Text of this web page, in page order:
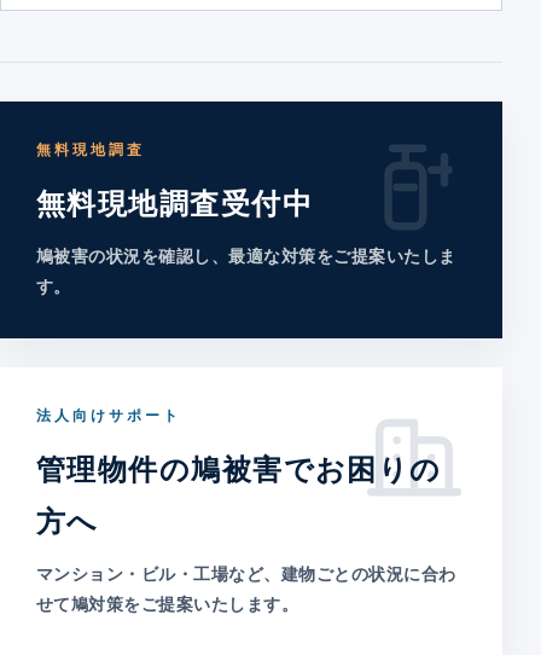
無料現地調査
無料現地調査受付中
鳩被害の状況を確認し、最適な対策をご提案いたしま
す。
法人向けサポート
管理物件の鳩被害でお困りの
方へ
マンション・ビル・工場など、建物ごとの状況に合わ
せて鳩対策をご提案いたします。